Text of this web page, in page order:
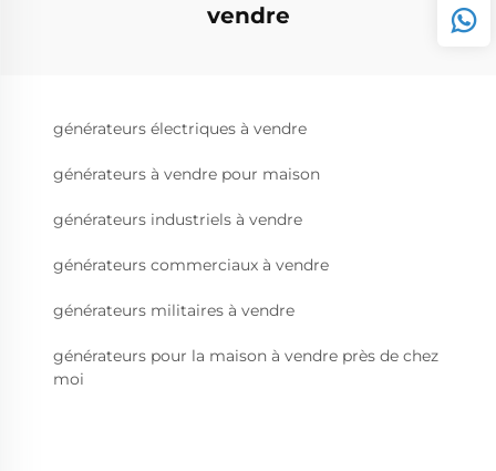
vendre
générateurs électriques à vendre
générateurs à vendre pour maison
générateurs industriels à vendre
générateurs commerciaux à vendre
générateurs militaires à vendre
générateurs pour la maison à vendre près de chez
moi